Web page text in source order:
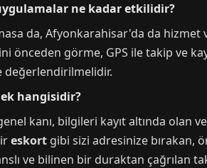
ne kadar etkilidir?
da, Afyonkarahisar'da da hizmet
önceden görme, GPS ile takip ve
değerlendirilmelidir.
hangisidir?
kanı, bilgileri kayıt altında
eskort gibi sizi adresinize bırakan,
ve bilinen bir duraktan çağrılan